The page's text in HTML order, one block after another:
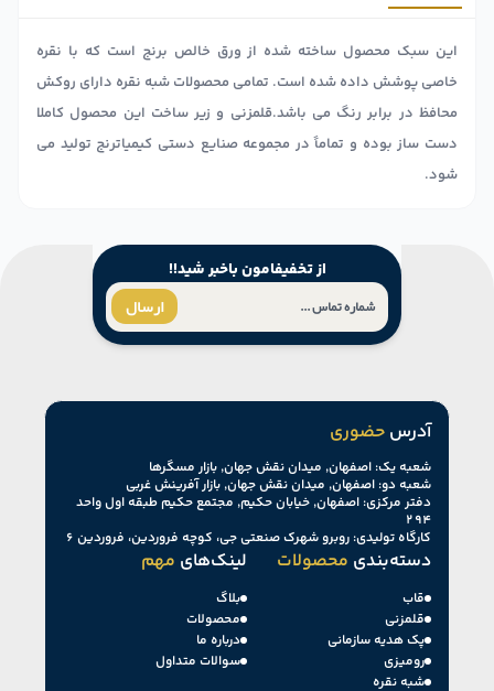
این سبک محصول ساخته شده از ورق خالص برنج است که با نقره
خاصی پوشش داده شده است. تمامی محصولات شبه نقره دارای روکش
محافظ در برابر رنگ می باشد.قلمزنی و زیر ساخت این محصول کاملا
دست ساز بوده و تماماً در مجموعه صنایع دستی کیمیاترنج تولید می
شود.
ارسال
از تخفیفامون باخبر شید!!
آدرس حضوری
شعبه یک: اصفهان, میدان نقش جهان, بازار مسگرها
شعبه دو: اصفهان, میدان نقش جهان, بازار آفرینش غربی
دفتر مرکزی: اصفهان, خیابان حکیم, مجتمع حکیم طبقه اول واحد
۲۹۴
کارگاه تولیدی: روبرو شهرک صنعتی جی، کوچه فروردین، فروردین ۶
لینک‌های مهم
بلاگ
محصولات
درباره ما
سوالات متداول
دسته‌بندی محصولات
قاب
قلمزنی
پک هدیه سازمانی
رومیزی
شبه نقره